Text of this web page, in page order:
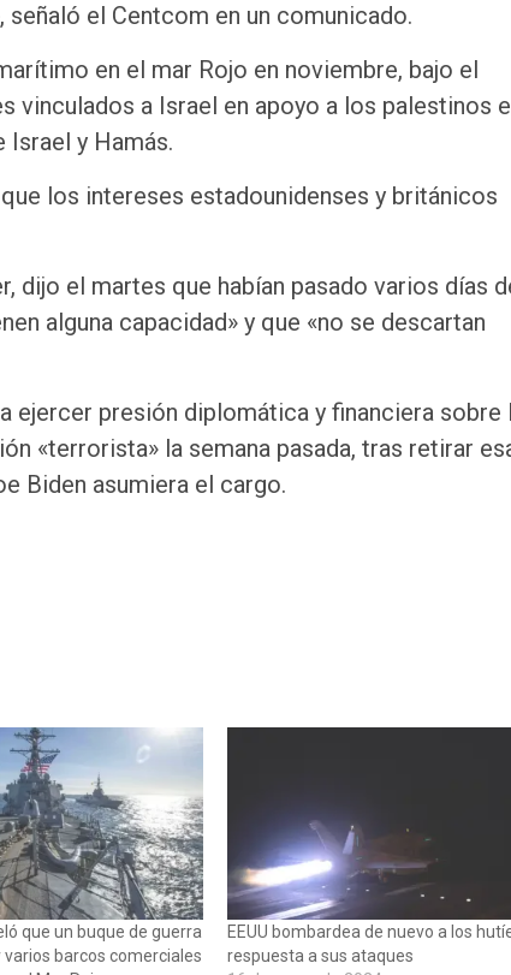
el Centcom en un comunicado.
en el mar Rojo en noviembre, bajo el
vinculados a Israel en apoyo a los palestinos
Israel y Hamás.
los intereses estadounidenses y británicos
dijo el martes que habían pasado varios días
alguna capacidad» y que «no se descartan
ejercer presión diplomática y financiera sobre
«terrorista» la semana pasada, tras retirar
Biden asumiera el cargo.
que un buque de guerra
barcos comerciales
EEUU bombardea de nuevo a los
respuesta a sus ataques